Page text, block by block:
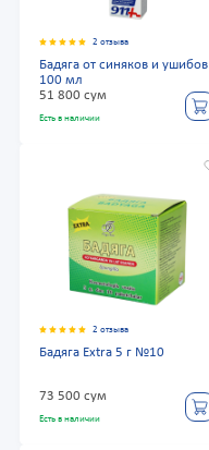
2 отзыва
Бадяга от синяков и ушибов
100 мл
51 800 сум
Есть в наличии
2 отзыва
Бадяга Extra 5 г №10
73 500 сум
Есть в наличии